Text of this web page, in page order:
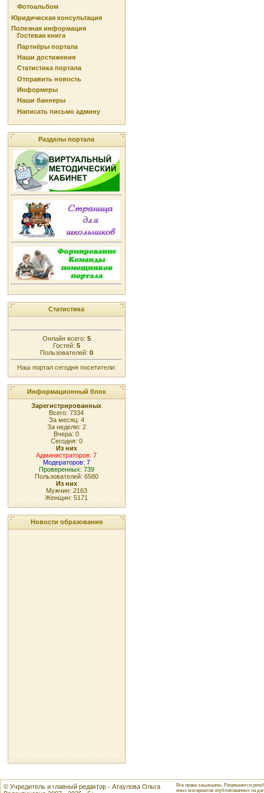
Фотоальбом
Юридическая консультация
Полезная информация
Гостевая книга
Партнёры портала
Наши достижения
Статистика портала
Отправить новость
Информеры
Наши баннеры
Написать письмо админу
Разделы портала
Статистика
Онлайн всего: 5
Гостей: 5
Пользователей: 0
Наш портал сегодня посетители:
Информационный блок
Зарегистрированных
Всего: 7334
За месяц: 4
За неделю: 2
Вчера: 0
Сегодня: 0
Из них
Администраторов: 7
Модераторов: 7
Проверенных: 739
Пользователей: 6580
Из них
Мужчин: 2163
Женщин: 5171
Новости образования
© Учредитель и главный редактор - Атаулова Ольга
Все права защищены. Разрешается
иных материалов опубликованных на